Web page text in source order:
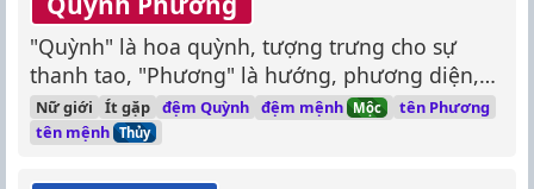
"Quỳnh" là hoa quỳnh, tượng trưng cho sự
thanh tao, "Phương" là hướng, phương diện,
tên "Quỳnh Phương" mang ý nghĩa thanh tao,
tinh tế, hướng về cái đẹp.
Nữ giới Ít gặp đệm Quỳnh đệm mệnh Mộc
tên Phương
tên mệnh Thủy